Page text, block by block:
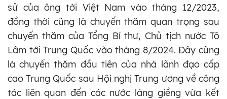
sử của ông tới Việt Nam vào tháng 12/2023,
đồng thời cũng là chuyến thăm quan trọng sau
chuyến thăm của Tổng Bí thư, Chủ tịch nước Tô
Lâm tới Trung Quốc vào tháng 8/2024. Đây cũng
là chuyến thăm đầu tiên của nhà lãnh đạo cấp
cao Trung Quốc sau Hội nghị Trung ương về công
tác liên quan đến các nước láng giềng vừa kết